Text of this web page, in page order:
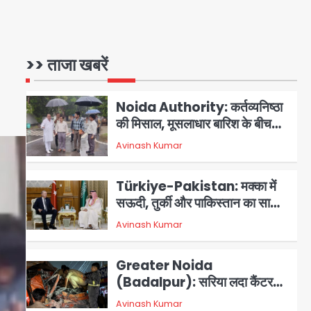
>> ताजा खबरें
2
सेक्टर 105 आरडब्ल्यूए ने जताया
आभार
3
Türkiye-Pakistan: मक्का में
सऊदी, तुर्की और पाकिस्तान का साझा
रक्षा समझौता, जानें इसके मायने
Avinash Kumar
4
Greater Noida
(Badalpur): सरिया लदा कैंटर
अनियंत्रित होकर घुसा किराना दुकान
में , ड्राइवर की मौत
Avinash Kumar
DC Movie Review: लोकेश
कनगराज की एक्टिंग डेब्यू फिल्म
विजुअली स्ट्राइकिंग लेकिन स्क्रीनप्ले
Avinash Kumar